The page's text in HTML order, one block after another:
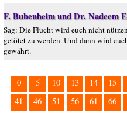
F. Bubenheim und Dr. Nadeem
Sag: Die Flucht wird euch nicht
getötet zu werden. Und dann wird
gewährt.
0 5 10 13 14 15
41
46 51 56 61 66